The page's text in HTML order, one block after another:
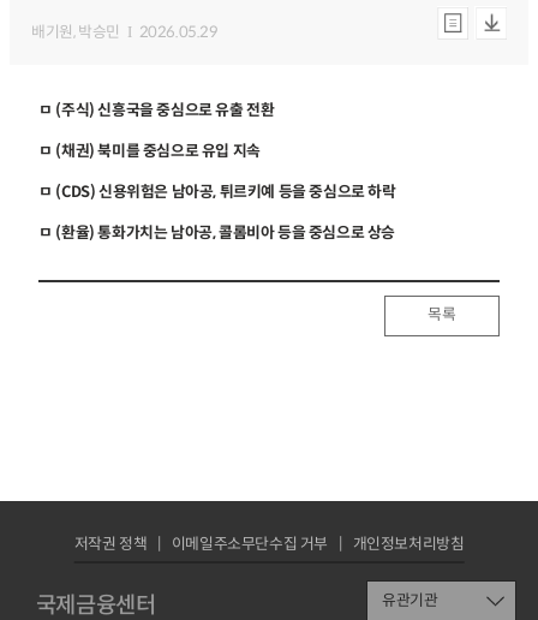
배기원, 박승민 2026.05.29
ㅁ (주식) 신흥국을 중심으로 유출 전환
ㅁ (채권) 북미를 중심으로 유입 지속
ㅁ (CDS) 신용위험은 남아공, 튀르키예 등을 중심으로 하락
ㅁ (환율) 통화가치는 남아공, 콜롬비아 등을 중심으로 상승
목록
국제금융센터
저작권 정책 이메일주소무단수집 거부 개인정보처리방침
유관기관